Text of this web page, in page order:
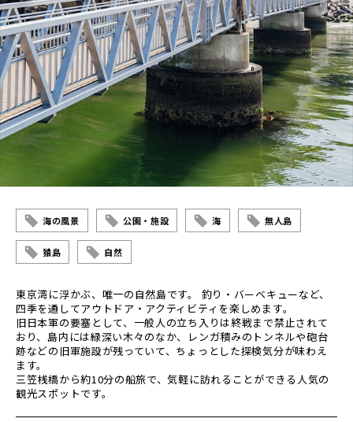
海の風景 公園・施設 海 無人島
猿島 自然
東京湾に浮かぶ、唯一の自然島です。 釣り・バーベキューなど、
四季を通してアウトドア・アクティビティを楽しめます。
旧日本軍の要塞として、一般人の立ち入りは終戦まで禁止されて
おり、島内には緑深い木々のなか、レンガ積みのトンネルや砲台
跡などの旧軍施設が残っていて、ちょっとした探検気分が味わえ
ます。
三笠桟橋から約10分の船旅で、気軽に訪れることができる人気の
観光スポットです。